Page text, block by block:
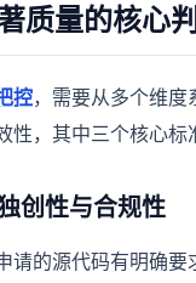
质量的核心
控，需要从多个维
性，其中三个核心标
创性与合规性
请的源代码有明确要